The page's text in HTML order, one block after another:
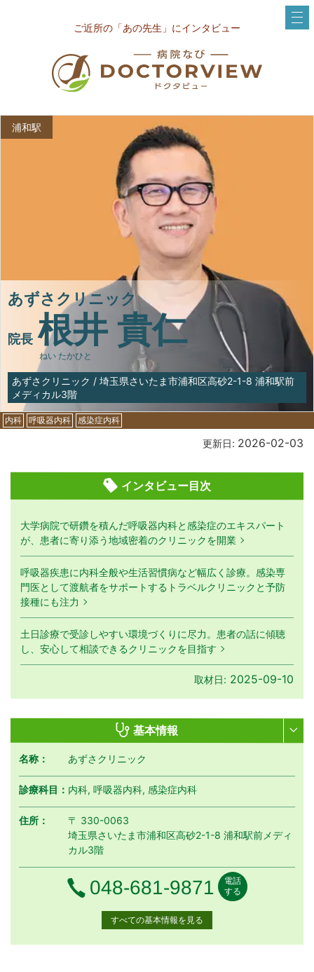
ご近所の「あの先生」にインタビュー
浦和駅
あずさクリニック
院長 根井 貴仁
ねい たかひと
あずさクリニック / 埼玉県さいたま市浦和区高砂2-1-8 浦和駅前
メディカル3階
内科 呼吸器内科 感染症内科
更新日: 2026-02-03
インタビュー目次
大学病院で研鑽を積んだ呼吸器内科と感染症のエキスパート
が、患者に寄り添う地域密着のクリニックを開業
呼吸器疾患に内科全般や生活習慣病など幅広く診療。感染専
門医として渡航者をサポートするトラベルクリニックと予防
接種にも注力
土日診療で受診しやすい環境づくりに尽力。患者の話に傾聴
し、安心して相談できるクリニックを目指す
取材日: 2025-09-10
基本情報
名称： あずさクリニック
診療科目： 内科, 呼吸器内科, 感染症内科
住所：
〒 330-0063
埼玉県さいたま市浦和区高砂2-1-8 浦和駅前メディ
カル3階
電話番号
048-681-9871
電話
する
すべての基本情報を見る